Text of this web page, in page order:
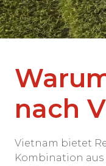
nach
Vietnam bietet
Kombination aus